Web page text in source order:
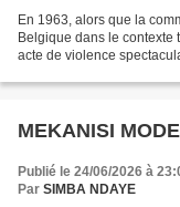
En 1963, alors que la
Belgique dans le
acte de violence
MEKANISI
Publié le 24/06/2026 à
Par SIMBA NDAYE